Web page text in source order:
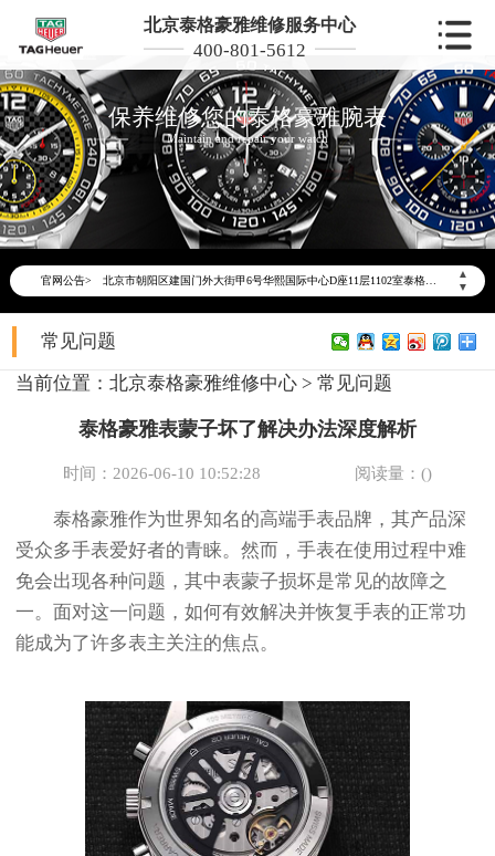
北京泰格豪雅维修服务中心
400-801-5612
保养维修您的泰格豪雅腕表
Maintain and repair your watch
官网公告>
▲
▼
2026年6月泰格豪雅北京市售后服务网络优化升级公告
2026年6月北京市泰格豪雅官方售后客户服务热线：400-801-5612
2026年6月泰格豪雅售后服务中心最新网点地址：
北京市东城区东长安街1号东方广场写字楼W3座6层602室（需提前预约）
北京市朝阳区建国门外大街甲6号华熙国际中心写字楼D座11层1102室（需提前预约）
北京市朝阳区建国门外大街甲6号华熙国际中心D座11层1102室泰格豪雅售后服务中心（需提前预约）
节假日正常营业！
常见问题
当前位置： 北京泰格豪雅维修中心 > 常见问题
泰格豪雅表蒙子坏了解决办法深度解析
时间：2026-06-10 10:52:28 阅读量：()
泰格豪雅作为世界知名的高端手表品牌，其产品深
受众多手表爱好者的青睐。然而，手表在使用过程中难
免会出现各种问题，其中表蒙子损坏是常见的故障之
一。面对这一问题，如何有效解决并恢复手表的正常功
能成为了许多表主关注的焦点。